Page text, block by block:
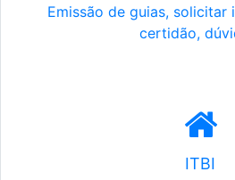
Emissão de guias, solicitar
certidão,
ITBI